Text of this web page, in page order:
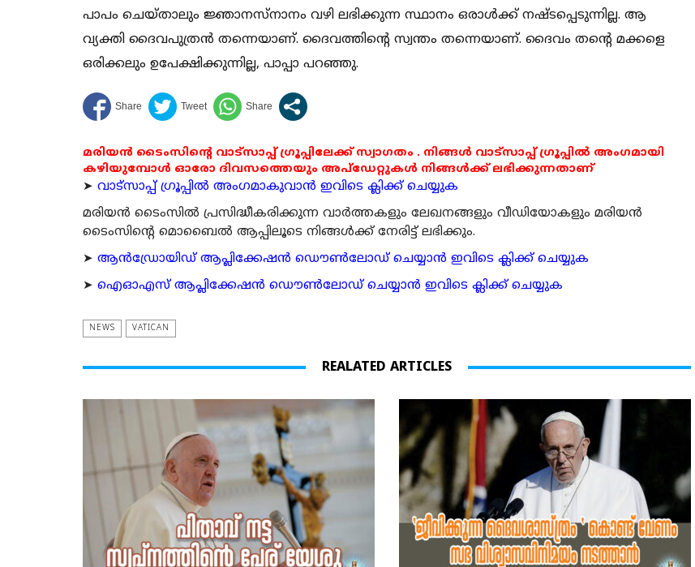
പാപം ചെയ്താലും ജ്ഞാനസ്‌നാനം വഴി ലഭിക്കുന്ന സ്ഥാനം ഒരാള്‍ക്ക് നഷ്ടപ്പെടുന്നില്ല. ആ
വ്യക്തി ദൈവപുത്രന്‍ തന്നെയാണ്. ദൈവത്തിന്റെ സ്വന്തം തന്നെയാണ്. ദൈവം തന്റെ മക്കളെ
ഒരിക്കലും ഉപേക്ഷിക്കുന്നില്ല, പാപ്പാ പറഞ്ഞു.
മരിയൻ ടൈംസിന്റെ വാട്സാപ്പ് ഗ്രൂപ്പിലേക്ക് സ്വാഗതം . നിങ്ങൾ വാട്സാപ്പ് ഗ്രൂപ്പിൽ അംഗമായി
കഴിയുമ്പോൾ ഓരോ ദിവസത്തെയും അപ്ഡേറ്റുകൾ നിങ്ങൾക്ക് ലഭിക്കുന്നതാണ്
➤ വാട്സാപ്പ് ഗ്രൂപ്പിൽ അംഗമാകുവാൻ ഇവിടെ ക്ലിക്ക് ചെയ്യുക
മരിയന്‍ ടൈംസില്‍ പ്രസിദ്ധീകരിക്കുന്ന വാര്‍ത്തകളും ലേഖനങ്ങളും വീഡിയോകളും മരിയന്‍
ടൈംസിന്റെ മൊബൈല്‍ ആപ്പിലൂടെ നിങ്ങള്‍ക്ക് നേരിട്ട് ലഭിക്കും.
➤ ആന്‍ഡ്രോയിഡ് ആപ്ലിക്കേഷന്‍ ഡൌണ്‍ലോഡ് ചെയ്യാന്‍ ഇവിടെ ക്ലിക്ക് ചെയ്യുക
➤ ഐഓഎസ് ആപ്ലിക്കേഷന്‍ ഡൌണ്‍ലോഡ് ചെയ്യാന്‍ ഇവിടെ ക്ലിക്ക് ചെയ്യുക
NEWS VATICAN
REALATED ARTICLES